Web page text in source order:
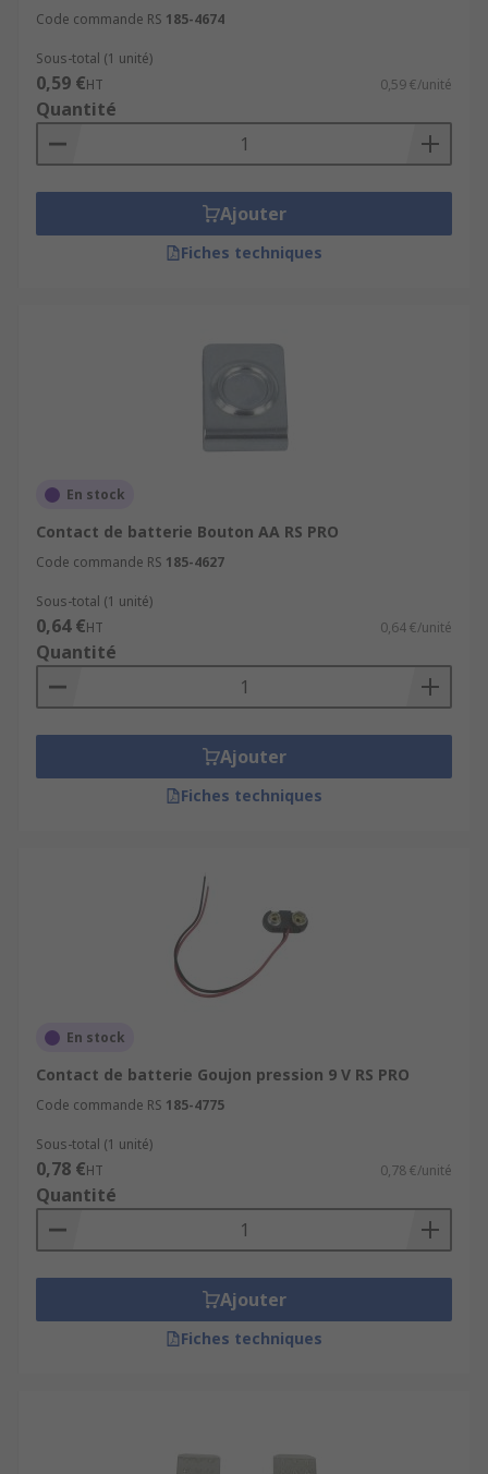
Code commande RS 185-4674
Sous-total (1 unité)
0,59 €HT 0,59 €/unité
Quantité
Ajouter
Fiches techniques
En stock
Contact de batterie Bouton AA RS PRO
Code commande RS 185-4627
Sous-total (1 unité)
0,64 €HT 0,64 €/unité
Quantité
Ajouter
Fiches techniques
En stock
Contact de batterie Goujon pression 9 V RS PRO
Code commande RS 185-4775
Sous-total (1 unité)
0,78 €HT 0,78 €/unité
Quantité
Ajouter
Fiches techniques